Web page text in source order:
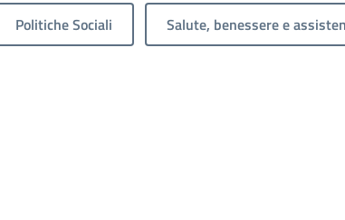
Politiche Sociali Salute, benessere e